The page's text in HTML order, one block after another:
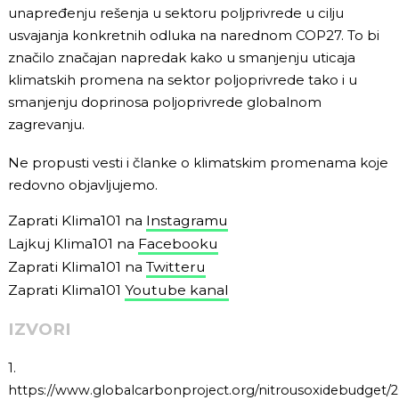
unapređenju rešenja u sektoru poljprivrede u cilju
usvajanja konkretnih odluka na narednom COP27. To bi
značilo značajan napredak kako u smanjenju uticaja
klimatskih promena na sektor poljoprivrede tako i u
smanjenju doprinosa poljoprivrede globalnom
zagrevanju.
Ne propusti vesti i članke o klimatskim promenama koje
redovno objavljujemo.
Zaprati Klima101 na Instagramu
Lajkuj Klima101 na Facebooku
Zaprati Klima101 na Twitteru
Zaprati Klima101 Youtube kanal
IZVORI
1.
https://www.globalcarbonproject.org/nitrousoxidebudget/